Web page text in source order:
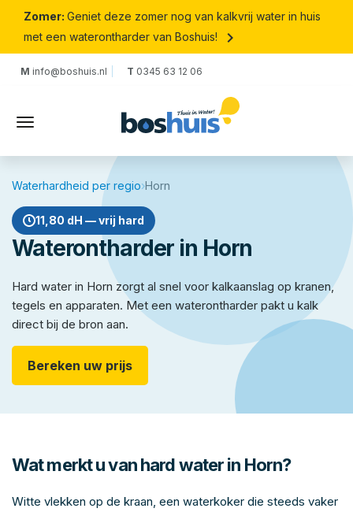
Zomer: Geniet deze zomer nog van kalkvrij water in huis
met een waterontharder van Boshuis!
keyboard_arrow_right
M info@boshuis.nl T 0345 63 12 06
Waterhardheid per regio›Horn
11,80 dH — vrij hard
Waterontharder in Horn
Hard water in Horn zorgt al snel voor kalkaanslag op kranen,
tegels en apparaten. Met een waterontharder pakt u kalk
direct bij de bron aan.
Bereken uw prijs
Wat merkt u van hard water in Horn?
Witte vlekken op de kraan, een waterkoker die steeds vaker